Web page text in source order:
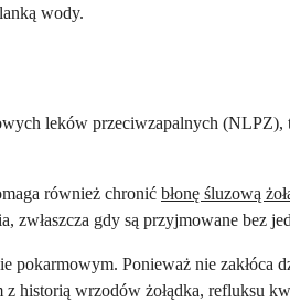
wody.
leków przeciwzapalnych
również chronić błonę śluzową
zwłaszcza gdy są przyjmowane bez
pokarmowym. Ponieważ nie zakłóca
historią wrzodów żołądka, refluksu